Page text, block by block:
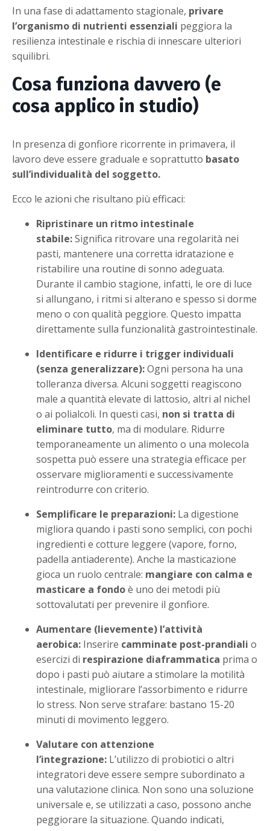
In una fase di adattamento stagionale, privare
l’organismo di nutrienti essenziali peggiora la
resilienza intestinale e rischia di innescare ulteriori
squilibri.
Cosa funziona davvero (e
cosa applico in studio)
In presenza di gonfiore ricorrente in primavera, il
lavoro deve essere graduale e soprattutto basato
sull’individualità del soggetto.
Ecco le azioni che risultano più efficaci:
Ripristinare un ritmo intestinale
stabile:Significa ritrovare una regolarità nei
pasti, mantenere una corretta idratazione e
ristabilire una routine di sonno adeguata.
Durante il cambio stagione, infatti, le ore di luce
si allungano, i ritmi si alterano e spesso si dorme
meno o con qualità peggiore. Questo impatta
direttamente sulla funzionalità gastrointestinale.
Identificare e ridurre i trigger individuali
(senza generalizzare):Ogni persona ha una
tolleranza diversa. Alcuni soggetti reagiscono
male a quantità elevate di lattosio, altri al nichel
o ai polialcoli. In questi casi, non si tratta di
eliminare tutto, ma di modulare. Ridurre
temporaneamente un alimento o una molecola
sospetta può essere una strategia efficace per
osservare miglioramenti e successivamente
reintrodurre con criterio.
Semplificare le preparazioni: La digestione
migliora quando i pasti sono semplici, con pochi
ingredienti e cotture leggere (vapore, forno,
padella antiaderente). Anche la masticazione
gioca un ruolo centrale: mangiare con calma e
masticare a fondoè uno dei metodi più
sottovalutati per prevenire il gonfiore.
Aumentare (lievemente) l’attività
aerobica: Inserire camminate post-prandiali o
esercizi di respirazione diaframmatica prima o
dopo i pasti può aiutare a stimolare la motilità
intestinale, migliorare l’assorbimento e ridurre
lo stress. Non serve strafare: bastano 15-20
minuti di movimento leggero.
Valutare con attenzione
l’integrazione: L’utilizzo di probiotici o altri
integratori deve essere sempre subordinato a
una valutazione clinica. Non sono una soluzione
universale e, se utilizzati a caso, possono anche
peggiorare la situazione. Quando indicati,